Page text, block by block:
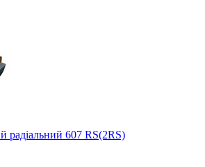
радіальний 607 RS(2RS)